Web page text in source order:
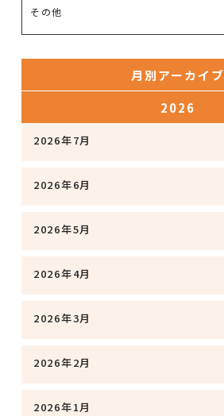
その他
月別アーカイブ
2026
2026年7月
2026年6月
2026年5月
2026年4月
2026年3月
2026年2月
2026年1月